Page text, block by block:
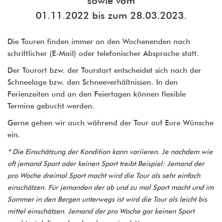
01.11.2022 bis zum 28.03.2023.
Die Touren finden immer an den Wochenenden nach
schriftlicher (E-Mail) oder telefonischer Absprache statt.
Der Tourort bzw. der Tourstart entscheidet sich nach der
Schneelage bzw. den Schneeverhältnissen. In den
Ferienzeiten und an den Feiertagen können flexible
Termine gebucht werden.
Gerne gehen wir auch während der Tour auf Eure Wünsche
ein.
* Die Einschätzung der Kondition kann variieren. Je nachdem wie
oft jemand Sport oder keinen Sport treibt.Beispiel: Jemand der
pro Woche dreimal Sport macht wird die Tour als sehr einfach
einschätzen. Für jemanden der ab und zu mal Sport macht und im
Sommer in den Bergen unterwegs ist wird die Tour als leicht bis
mittel einschätzen. Jemand der pro Woche gar keinen Sport